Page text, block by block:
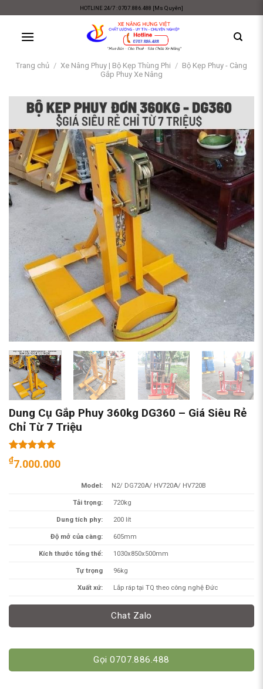
content
HOTLINE 24/7 : 0707.886.488 [Ms Quyên]
Trang chủ / Xe Nâng Phuy | Bộ Kẹp Thùng Phi / Bộ Kẹp Phuy - Càng
Gắp Phuy Xe Nâng
Dung Cụ Gắp Phuy 360kg DG360 – Giá Siêu Rẻ
Chỉ Từ 7 Triệu
5.00trên 5
dựa trên
1
₫7.000.000
Model: N2/ DG720A/ HV720A/ HV720B
Tải trọng: 720kg
Dung tích phy: 200 lít
Độ mở của càng: 605mm
Kích thước tổng thể: 1030x850x500mm
Tự trọng 96kg
Xuất xứ: Lắp ráp tại TQ theo công nghệ Đức
Chat Zalo
Gọi 0707.886.488